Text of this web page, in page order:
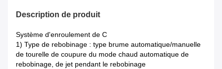
Description de produit
Système d'enroulement de C
1) Type de rebobinage : type brume automatique/manuelle
de tourelle de coupure du mode chaud automatique de
rebobinage, de jet pendant le rebobinage